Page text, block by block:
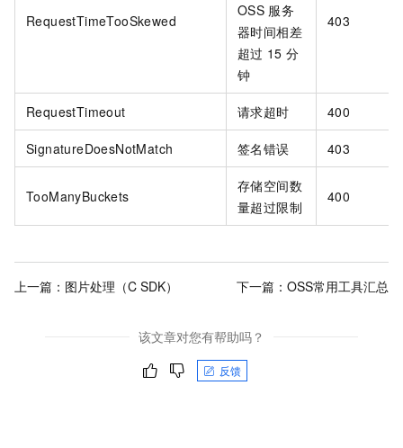
RequestTimeTooSkewed
OSS 服务
器时间相差
超过 15 分
钟
403
RequestTimeout 请求超时 400
SignatureDoesNotMatch 签名错误 403
TooManyBuckets
存储空间数
量超过限制
400
上一篇： 图片处理（C SDK） 下一篇： OSS常用工具汇总
该文章对您有帮助吗？
反馈